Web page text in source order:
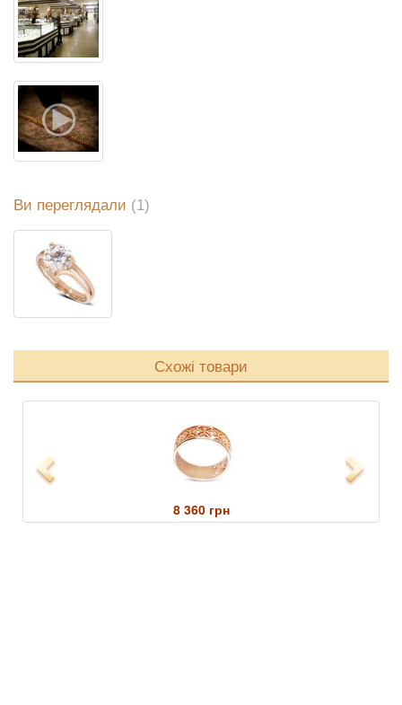
Ви переглядали (1)
Схожі товари
Previous
8 360 грн
Next